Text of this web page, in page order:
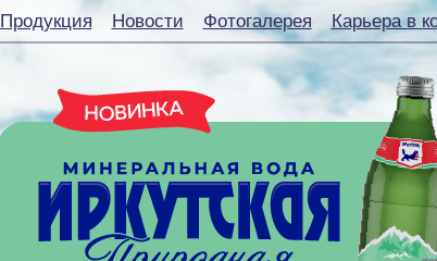
Продукция Новости Фотогалерея Карьера в